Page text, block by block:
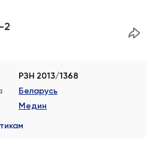
2
РЗН 2013/1368
Беларусь
Медин